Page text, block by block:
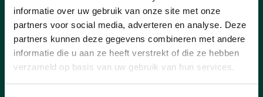
informatie over uw gebruik van onze site met onze
partners voor social media, adverteren en analyse. Deze
partners kunnen deze gegevens combineren met andere
informatie die u aan ze heeft verstrekt of die ze hebben
verzameld op basis van uw gebruik van hun services.